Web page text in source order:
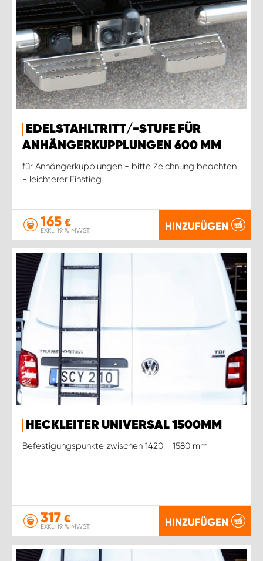
EDELSTAHLTRITT/-STUFE FÜR
ANHÄNGERKUPPLUNGEN 600 MM
für Anhängerkupplungen - bitte Zeichnung beachten
- leichterer Einstieg
165 €
EXKL. 19 % MWST. HINZUFÜGEN
HECKLEITER UNIVERSAL 1500MM
Befestigungspunkte zwischen 1420 - 1580 mm
317 €
EXKL. 19 % MWST. HINZUFÜGEN